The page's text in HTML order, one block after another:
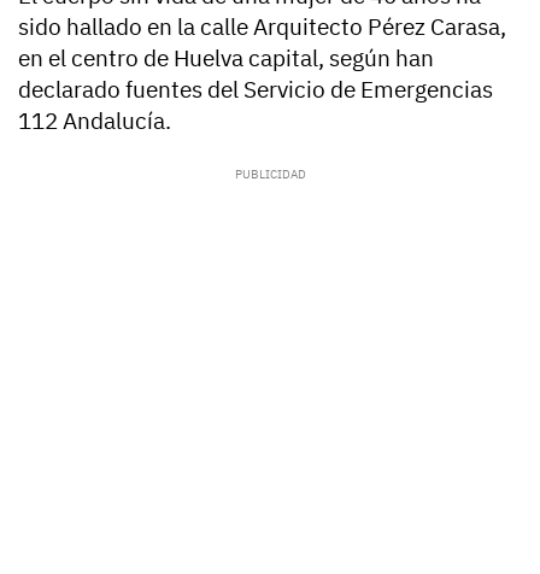
sido hallado en la calle Arquitecto Pérez Carasa,
en el centro de Huelva capital, según han
declarado fuentes del Servicio de Emergencias
112 Andalucía.